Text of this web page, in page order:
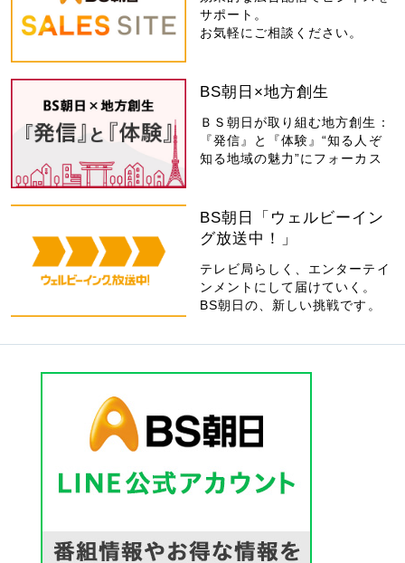
サポート。
お気軽にご相談ください。
BS朝日×地方創生
ＢＳ朝日が取り組む地方創生：
『発信』と『体験』“知る人ぞ
知る地域の魅力”にフォーカス
BS朝日「ウェルビーイン
グ放送中！」
テレビ局らしく、エンターテイ
ンメントにして届けていく。
BS朝日の、新しい挑戦です。